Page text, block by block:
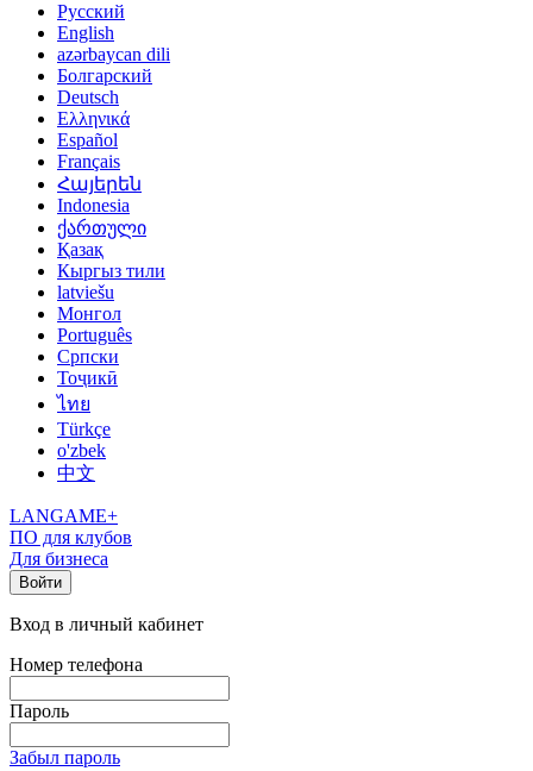
Русский
English
azərbaycan dili
Болгарский
Deutsch
Ελληνικά
Español
Français
Հայերեն
Indonesia
ქართული
Қазақ
Кыргыз тили
latviešu
Монгол
Português
Српски
Тоҷикӣ
ไทย
Türkçe
o'zbek
中文
LANGAME+
ПО для клубов
Для бизнеса
Войти
Вход в личный кабинет
Номер телефона
Пароль
Забыл пароль